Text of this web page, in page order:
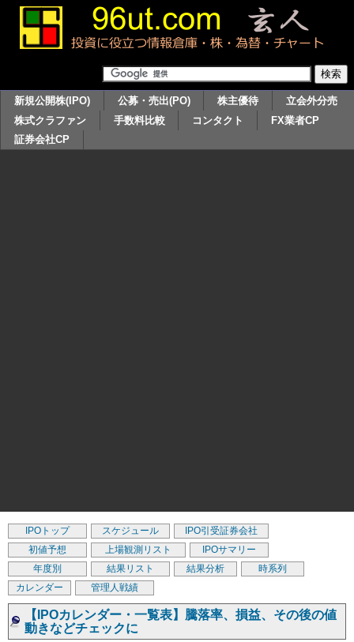
新規公開株(IPO) 公募・売出(PO) 株主優待
立会外分売
株式クラファン
手数料比較 コンタクト
FX業者CP
証券会社CP
IPOトップ スケジュール
IPO引受証券会社
初値予想
上場観測リスト
IPOサマリー
年度別
結果リスト 結果分析
時系列
カレンダー
管理人戦績
【IPOカレンダー・一覧表】騰落率、損益、その後の値
動きなどチェックに